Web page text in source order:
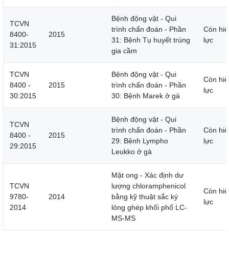
TCVN
8400-
31:2015
2015
Bệnh động vật - Qui
trình chẩn đoán - Phần
31: Bệnh Tụ huyết trùng
gia cầm
Còn
lực
TCVN
8400 -
30:2015
2015
Bệnh động vật - Qui
trình chẩn đoán - Phần
30: Bệnh Marek ở gà
Còn
lực
TCVN
8400 -
29:2015
2015
Bệnh động vật - Qui
trình chẩn đoán - Phần
29: Bệnh Lympho
Leukko ở gà
Còn
lực
TCVN
9780-
2014
2014
Mật ong - Xác định dư
lượng chloramphenicol
bằng kỹ thuật sắc ký
lỏng ghép khối phổ LC-
MS-MS
Còn
lực